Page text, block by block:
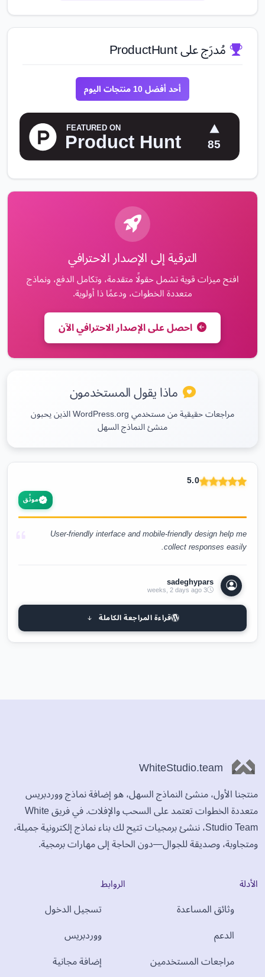
مُدرَج على ProductHunt
أحد أفضل 10 منتجات اليوم
الترقية إلى الإصدار الاحترافي
افتح ميزات قوية تشمل حقولًا متقدمة، وتكامل الدفع، ونماذج
متعددة الخطوات، ودعمًا ذا أولوية.
احصل على الإصدار الاحترافي الآن
ماذا يقول المستخدمون
مراجعات حقيقية من مستخدمي WordPress.org الذين يحبون
منشئ النماذج السهل
5.0
موثَّق
User-friendly interface and mobile-friendly design help me
collect responses easily.
sadeghypars
3 weeks, 2 days ago
قراءة المراجعة الكاملة
WhiteStudio.team
منتجنا الأول، منشئ النماذج السهل، هو إضافة نماذج ووردبريس
متعددة الخطوات تعتمد على السحب والإفلات. في فريق White
Studio Team، ننشئ برمجيات تتيح لك بناء نماذج إلكترونية جميلة،
ومتجاوبة، وصديقة للجوال—دون الحاجة إلى مهارات برمجية.
الأدلة
وثائق المساعدة
الدعم
مراجعات المستخدمين
الروابط
تسجيل الدخول
ووردبريس
إضافة مجانية